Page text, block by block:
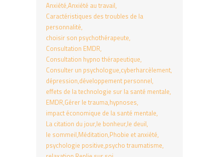
Anxiété Anxiété au travail
Caractéristiques des troubles de la
personnalité
choisir son psychothérapeute
Consultation EMDR
Consultation hypno thérapeutique
Consulter un psychologue cyberharcèlement
dépression développement personnel
effets de la technologie sur la santé mentale
EMDR Gérer le trauma hypnoses
impact économique de la santé mentale
La citation du jour le bonheur le deuil
le sommeil Méditation Phobie et anxiété
psychologie positive psycho traumatisme